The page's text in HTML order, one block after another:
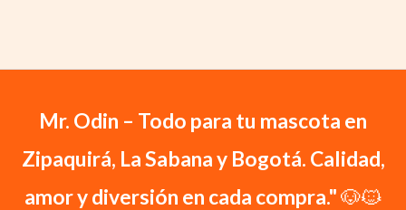
Mr. Odin – Todo para tu mascota en
Zipaquirá, La Sabana y Bogotá. Calidad,
amor y diversión en cada compra."🐶🐱